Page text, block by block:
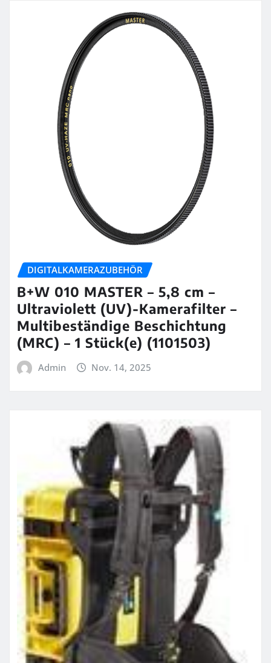
DIGITALKAMERAZUBEHÖR
B+W 010 MASTER – 5,8 cm –
Ultraviolett (UV)-Kamerafilter –
Multibeständige Beschichtung
(MRC) – 1 Stück(e) (1101503)
Admin Nov. 14, 2025